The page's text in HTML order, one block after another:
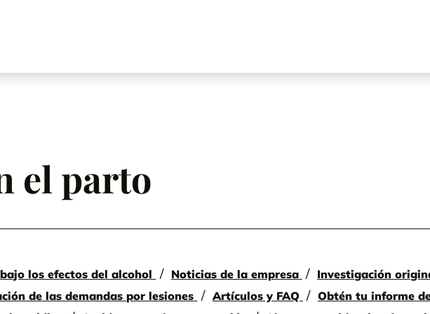
el parto
los efectos del alcohol Noticias de la empresa Investigación
de las demandas por lesiones Artículos y FAQ Obtén tu informe